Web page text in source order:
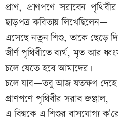
প্রাণ, প্রাণপণে সরাবেন
ছাড়পত্র কবিতায় লিখেছিলেন—
এসেছে নতুন শিশু, তাকে ছেড়ে
জীর্ণ পৃথিবীতে ব্যর্থ, মৃত আর
চলে যেতে হবে আমাদের।
চলে যাব—তবু আজ যতক্ষণ দেহে
প্রাণপণে পৃথিবীর সরাব জঞ্জাল,
এ বিশ্বকে এ শিশুর বাসযোগ্য